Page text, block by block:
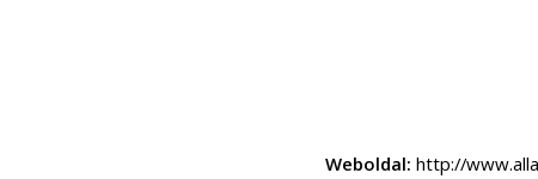
Weboldal: http://